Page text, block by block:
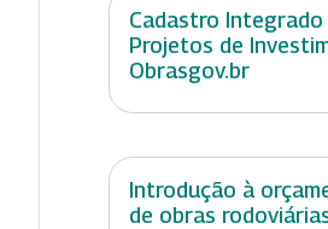
Cadastro Integrado
Projetos de
Obrasgov.br
Introdução à
de obras